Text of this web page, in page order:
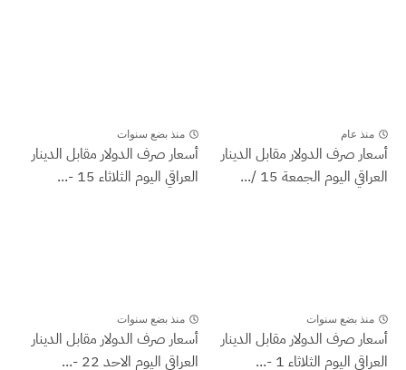
منذ عام
أسعار صرف الدولار مقابل الدينار
العراقي اليوم الجمعة 15 /...
منذ بضع سنوات
أسعار صرف الدولار مقابل الدينار
العراقي اليوم الثلاثاء 15 -...
منذ بضع سنوات
أسعار صرف الدولار مقابل الدينار
العراقي اليوم الثلاثاء 1 -...
منذ بضع سنوات
أسعار صرف الدولار مقابل الدينار
العراقي اليوم الاحد 22 -...